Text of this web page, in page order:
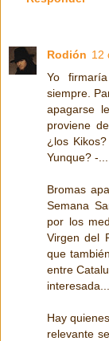
Rodión 12
Yo
siempre.
apagarse
proviene
¿los
Yunque? -...
Bromas
Semana
por los
Virgen del
que
entre
Hay
relevante